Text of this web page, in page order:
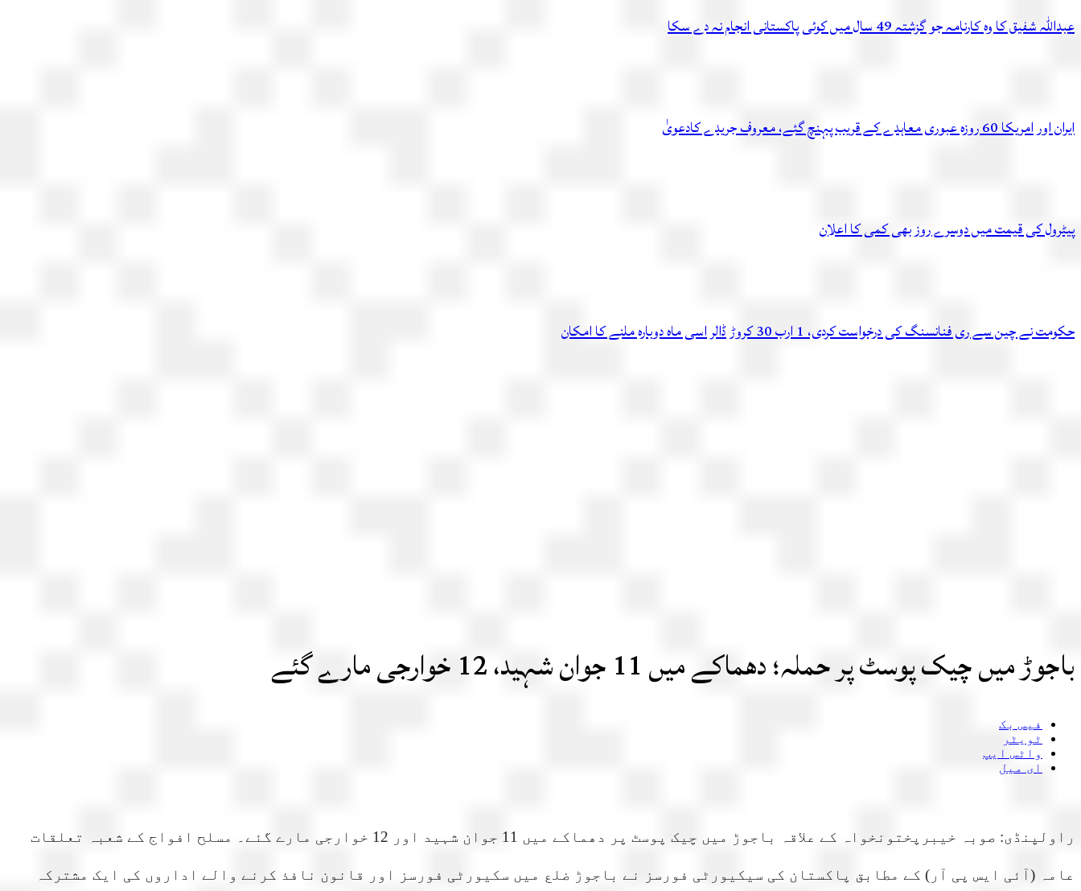
عبداللہ شفیق کا وہ کارنامہ جو گزشتہ 49 سال میں کوئی پاکستانی انجام نہ دے سکا
ایران اور امریکا 60 روزہ عبوری معاہدے کے قریب پہنچ گئے، معروف جریدے کادعویٰ
پیٹرول کی قیمت میں دوسرے روز بھی کمی کا اعلان
حکومت نے چین سے ری فنانسنگ کی درخواست کردی، 1 ارب 30 کروڑ ڈالر اسی ماہ دوبارہ ملنے کا امکان
باجوڑ میں چیک پوسٹ پر حملہ؛ دھماکے میں 11 جوان شہید، 12 خوارجی مارے گئے
فیس بک
ٹویٹر
واٹس ایپ
ای میل
راولپنڈی: صوبہ خیبرپختونخواہ کے علاقہ باجوڑ میں چیک پوسٹ پر دھماکے میں 11 جوان شہید اور 12 خوارجی مارے گئے۔ مسلح افواج کے شعبہ تعلقات
عامہ (آئی ایس پی آر) کے مطابق پاکستان کی سیکیورٹی فورسز نے باجوڑ ضلع میں سکیورٹی فورسز اور قانون نافذ کرنے والے اداروں کی ایک مشترکہ